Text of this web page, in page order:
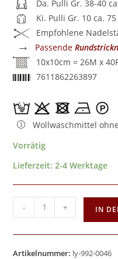
Da. Pulli Gr. 38-40
Ki. Pulli Gr. 10 ca.
Empfohlene
→ Passende
10x10cm = 26M x
7611862263897
Wollwaschmittel
Vorrätig
Lieferzeit:2-4 Werktage
- + IN
Artikelnummer: ly-992-0046